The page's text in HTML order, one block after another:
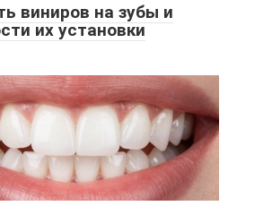
виниров на зубы и
их установки